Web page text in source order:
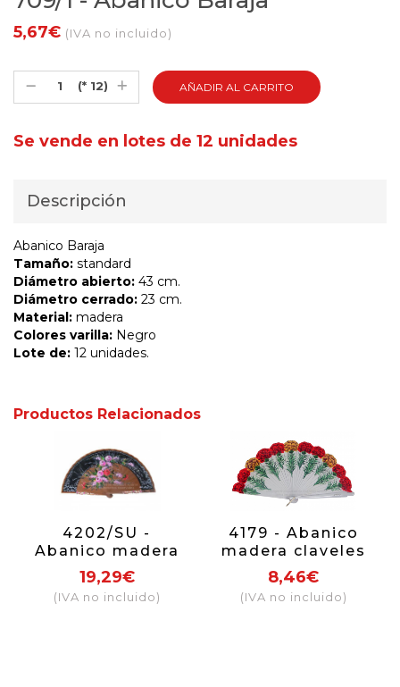
5,67€ (IVA no incluido)
(* 12)
Se vende en lotes de 12 unidades
Descripción
Abanico Baraja
Tamaño: standard
Diámetro abierto: 43 cm.
Diámetro cerrado: 23 cm.
Material: madera
Colores varilla: Negro
Lote de: 12 unidades.
Productos Relacionados
4202/SU -
Abanico madera
bubinga lujo 1
cara
19,29€
(IVA no incluido)
4179 - Abanico
madera claveles
2 caras
8,46€
(IVA no incluido)